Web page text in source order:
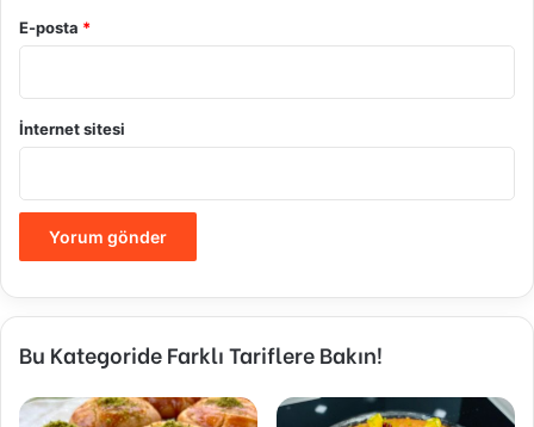
E-posta *
İnternet sitesi
Bu Kategoride Farklı Tariflere Bakın!